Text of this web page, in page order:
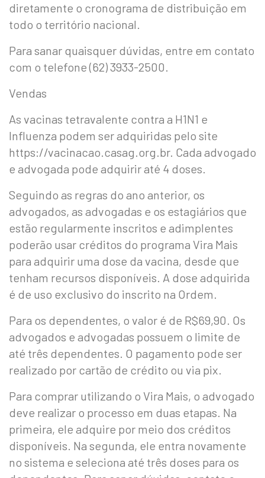
diretamente o cronograma de distribuição em
todo o território nacional.
Para sanar quaisquer dúvidas, entre em contato
com o telefone (62) 3933-2500.
Vendas
As vacinas tetravalente contra a H1N1 e
Influenza podem ser adquiridas pelo site
https://vacinacao.casag.org.br. Cada advogado
e advogada pode adquirir até 4 doses.
Seguindo as regras do ano anterior, os
advogados, as advogadas e os estagiários que
estão regularmente inscritos e adimplentes
poderão usar créditos do programa Vira Mais
para adquirir uma dose da vacina, desde que
tenham recursos disponíveis. A dose adquirida
é de uso exclusivo do inscrito na Ordem.
Para os dependentes, o valor é de R$69,90. Os
advogados e advogadas possuem o limite de
até três dependentes. O pagamento pode ser
realizado por cartão de crédito ou via pix.
Para comprar utilizando o Vira Mais, o advogado
deve realizar o processo em duas etapas. Na
primeira, ele adquire por meio dos créditos
disponíveis. Na segunda, ele entra novamente
no sistema e seleciona até três doses para os